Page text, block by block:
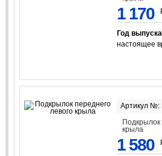
1 170
Год
настоящее
Артикул №:
Подкрылок
крыла
1 580